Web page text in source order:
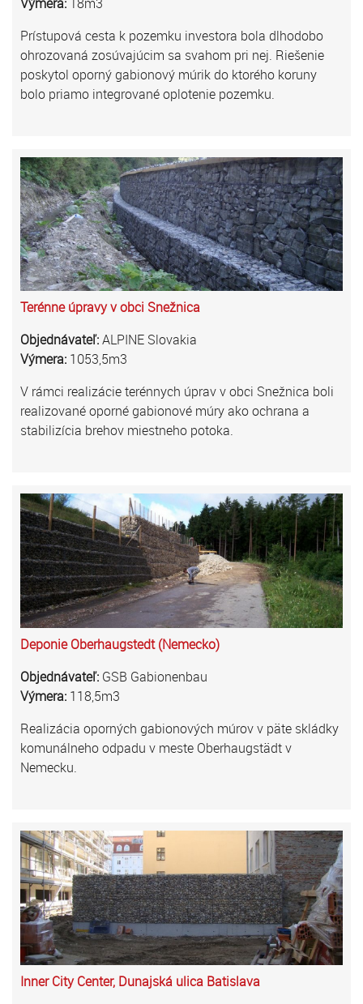
Prístupová cesta k pozemku investora bola dlhodobo
ohrozovaná zosúvajúcim sa svahom pri nej. Riešenie
poskytol oporný gabionový múrik do ktorého koruny
bolo priamo integrované oplotenie pozemku.
Terénne úpravy v obci Snežnica
Objednávateľ:ALPINE Slovakia
Výmera: 1053,5m3
V rámci realizácie terénnych úprav v obci Snežnica boli
realizované oporné gabionové múry ako ochrana a
stabilizícia brehov miestneho potoka.
Deponie Oberhaugstedt (Nemecko)
Objednávateľ: GSB Gabionenbau
Výmera: 118,5m3
Realizácia oporných gabionových múrov v päte skládky
komunálneho odpadu v meste Oberhaugstädt v
Nemecku.
Inner City Center, Dunajská ulica Batislava